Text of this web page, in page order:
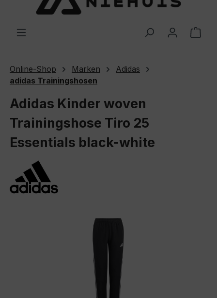
Online-Shop Marken
Adidas
adidas Trainingshosen
Adidas Kinder woven
Trainingshose Tiro 25
Essentials black-white
Bildergalerie überspringen